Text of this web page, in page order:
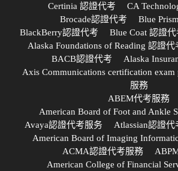
Certinia 認證代考
CA
Brocade認證代考
Blue
BlackBerry認證代考
Blue Coat 認證代
Alaska Foundations of Reading 認證代
BACB認證代考
Alaska
Axis Communications certification
服務
ABEM代考服務
American Board of Foot and Ankle
Avaya認證代考服务
Atlassian認證代
American Board of Imaging
ACMA認證代考服務
American College of Financial